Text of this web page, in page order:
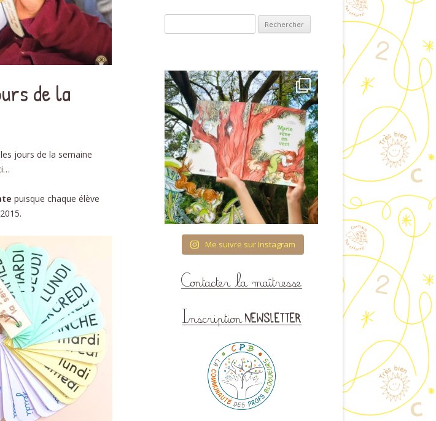
ET VISUELLES
DANS LA LECTURE
NOMBRES ET QUANTITÉS
STRUCTURATION DU TEMPS
AU FIL DES SAISONS
ÉDUCATION À LA VIE
AFFECTIVE ET
RELATIONNELLE (ÉVAR) À
L’ÉCOLE MATERNELLE
SCHÉMA CORPOREL
RECETTES IMAGÉES POUR
CUISINER EN CLASSE
FORMULAIRE DE CONTACT
de la
jours de la semaine
puisque chaque élève
Me suivre sur Instagram